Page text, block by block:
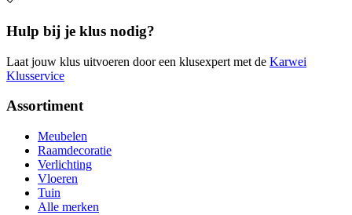
Hulp bij je klus nodig?
Laat jouw klus uitvoeren door een klusexpert met de Karwei
Klusservice
Assortiment
Meubelen
Raamdecoratie
Verlichting
Vloeren
Tuin
Alle merken